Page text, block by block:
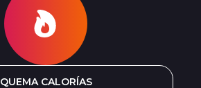
QUEMA CALORÍAS